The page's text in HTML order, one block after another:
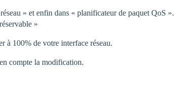
» et enfin dans « planificateur de paquet QoS ».
»
à 100% de votre interface réseau.
compte la modification.